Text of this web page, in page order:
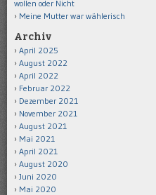
wollen oder Nicht
Meine Mutter war wählerisch
Archiv
April 2025
August 2022
April 2022
Februar 2022
Dezember 2021
November 2021
August 2021
Mai 2021
April 2021
August 2020
Juni 2020
Mai 2020